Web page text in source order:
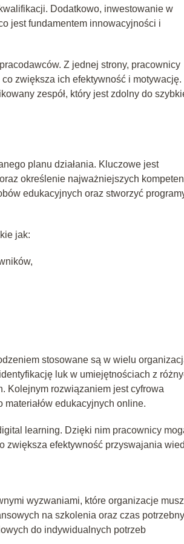
Dodatkowo, inwestowanie w
jest fundamentem innowacyjności i
Z jednej strony, pracownicy
zwiększa ich efektywność i motywację.
zespół, który jest zdolny do
planu działania. Kluczowe jest
określenie najważniejszych
edukacyjnych oraz stworzyć
jak:
stosowane są w wielu
luk w umiejętnościach z
Kolejnym rozwiązaniem jest cyfrowa
edukacyjnych online.
learning. Dzięki nim pracownicy
zwiększa efektywność przyswajania
wyzwaniami, które organizacje
na szkolenia oraz czas
do indywidualnych potrzeb